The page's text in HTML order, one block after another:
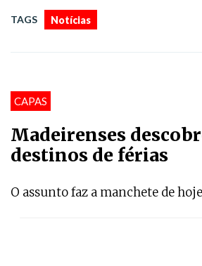
TAGS Notícias
CAPAS
Madeirenses
destinos de férias
O assunto faz a manchete de